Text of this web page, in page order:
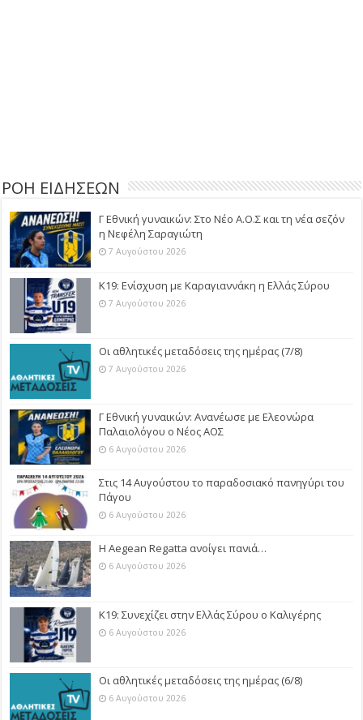
ΡΟΗ ΕΙΔΗΣΕΩΝ
Γ Εθνική γυναικών: Στο Νέο Α.Ο.Σ και τη νέα σεζόν
η Νεφέλη Σαραγιώτη
7 Αυγούστου 2026
Κ19: Ενίσχυση με Καραγιαννάκη η Ελλάς Σύρου
7 Αυγούστου 2026
Οι αθλητικές μεταδόσεις της ημέρας (7/8)
7 Αυγούστου 2026
Γ Εθνική γυναικών: Ανανέωσε με Ελεονώρα
Παλαιολόγου ο Νέος ΑΟΣ
6 Αυγούστου 2026
Στις 14 Αυγούστου το παραδοσιακό πανηγύρι του
Πάγου
6 Αυγούστου 2026
Η Aegean Regatta ανοίγει πανιά…
6 Αυγούστου 2026
Κ19: Συνεχίζει στην Ελλάς Σύρου ο Καλιγέρης
6 Αυγούστου 2026
Οι αθλητικές μεταδόσεις της ημέρας (6/8)
6 Αυγούστου 2026